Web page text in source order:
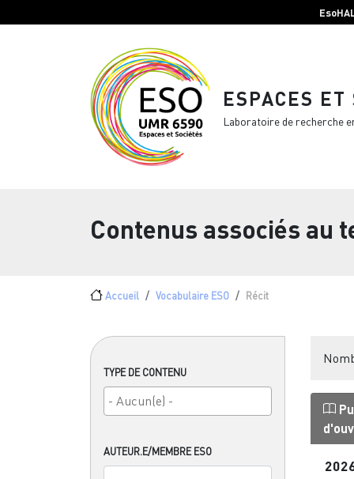
ESPACES ET
Laboratoire de recherche
Contenus associés au
Fil d'Ariane
Accueil Vocabulaire ESO Récit
TYPE DE CONTENU
AUTEUR.E/MEMBRE ESO